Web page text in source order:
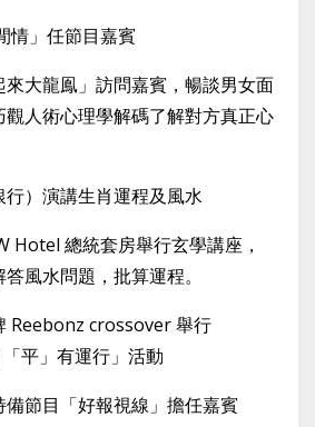
情」任節目嘉賓
來大龍鳯」訪問嘉賓，暢談男女面
觀人術心理學解碼了解對方真正心
行）演講生肖運程及風水
Hotel 總統套房舉行玄學講座，
風水問題，批算運程。
Reebonz crossover 舉行
平」有運行」活動
節目「好報視線」擔任嘉賓